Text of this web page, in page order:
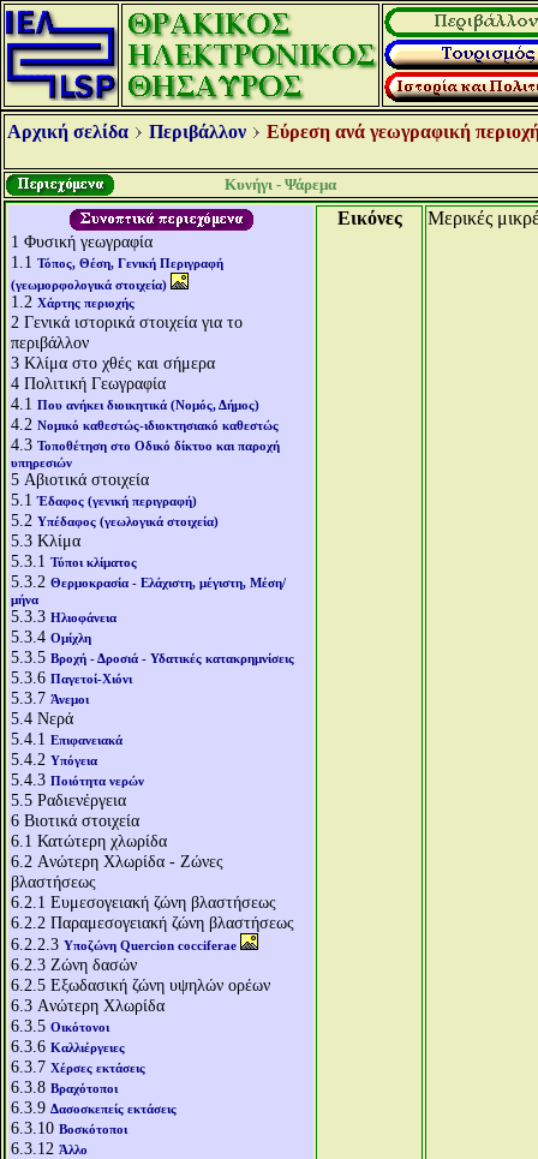
Αρχική σελίδα Περιβάλλον Εύρεση ανά γεωγραφική
Κυνήγι - Ψάρεμα
1 Φυσική γεωγραφία
1.1 Τόπος, Θέση, Γενική Περιγραφή
(γεωμορφολογικά στοιχεία)
1.2 Χάρτης περιοχής
2 Γενικά ιστορικά στοιχεία για το
περιβάλλον
3 Κλίμα στο χθές και σήμερα
4 Πολιτική Γεωγραφία
4.1 Που ανήκει διοικητικά (Νομός, Δήμος)
4.2 Νομικό καθεστώς-ιδιοκτησιακό καθεστώς
4.3 Τοποθέτηση στο Οδικό δίκτυο και παροχή
υπηρεσιών
5 Αβιοτικά στοιχεία
5.1Έδαφος (γενική περιγραφή)
5.2 Υπέδαφος (γεωλογικά στοιχεία)
5.3 Κλίμα
5.3.1 Τύποι κλίματος
5.3.2 Θερμοκρασία - Ελάχιστη, μέγιστη, Μέση/
μήνα
5.3.3 Ηλιοφάνεια
5.3.4 Ομίχλη
5.3.5 Βροχή - Δροσιά - Υδατικές κατακρημνίσεις
5.3.6 Παγετοί-Χιόνι
5.3.7 Άνεμοι
5.4 Νερά
5.4.1 Επιφανειακά
5.4.2 Υπόγεια
5.4.3 Ποιότητα νερών
5.5 Ραδιενέργεια
6 Βιοτικά στοιχεία
6.1 Κατώτερη χλωρίδα
6.2 Aνώτερη Χλωρίδα - Ζώνες
βλαστήσεως
6.2.1 Ευμεσογειακή ζώνη βλαστήσεως
6.2.2 Παραμεσογειακή ζώνη βλαστήσεως
6.2.2.3 Υποζώνη Quercion cocciferae
6.2.3 Ζώνη δασών
6.2.5 Εξωδασική ζώνη υψηλών ορέων
6.3 Aνώτερη Χλωρίδα
6.3.5 Οικότονοι
6.3.6 Καλλιέργειες
6.3.7 Χέρσες εκτάσεις
6.3.8 Βραχότοποι
6.3.9 Δασοσκεπείς εκτάσεις
6.3.10 Βοσκότοποι
6.3.12 Άλλο
Εικόνες Μερικές